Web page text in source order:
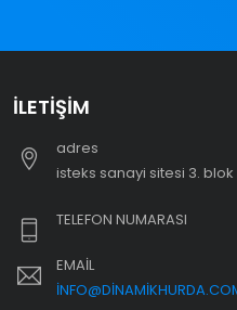
İLETIŞIM
adres
i̇steks sanayi sitesi 3.
TELEFON NUMARASI
EMAIL